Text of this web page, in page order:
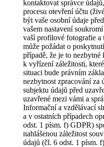
kontaktovat správce
procesu otevření účtu
být vaše osobní údaje
vašem nastavení
vaší profilové fotografie a
může požádat o
případě, že je to nezbytné
k vyřízení záležitosti,
situaci bude právním
nezbytnost zpracování za
subjektu údajů před
uzavřené mezi vámi a
Informační a vzdělávací
a v ostatních případech
odst. 1 písm. f) GDPR)
nahlášenou záležitost
údajů (čl. 6 odst. 1 písm.